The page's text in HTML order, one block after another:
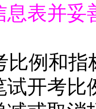
息表并妥
比例和
试开考比